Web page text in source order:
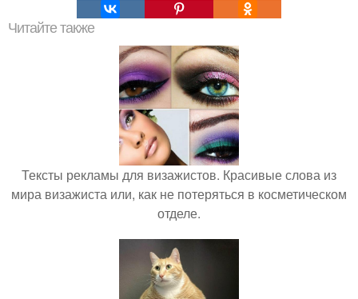
Читайте также
Тексты рекламы для визажистов. Красивые слова из
мира визажиста или, как не потеряться в косметическом
отделе.